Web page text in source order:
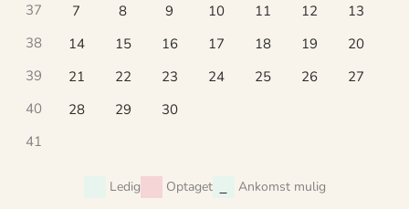
37
7 8 9 10 11 12
13
38
14 15 16 17 18 19
20
39
21 22 23 24 25 26
27
40
28 29
30
41
Ledig Optaget Ankomst mulig